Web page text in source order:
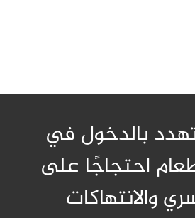
بالدخول في
احتجاجًا على
والانتهاكات